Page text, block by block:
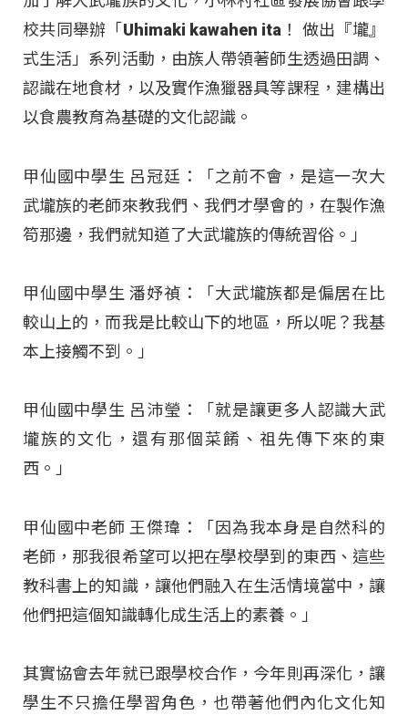
校共同舉辦「Uhimaki kawahen ita！ 做出『壠』
式生活」系列活動，由族人帶領著師生透過田調、
認識在地食材，以及實作漁獵器具等課程，建構出
以食農教育為基礎的文化認識。
甲仙國中學生 呂冠廷：「之前不會，是這一次大
武壠族的老師來教我們、我們才學會的，在製作漁
笱那邊，我們就知道了大武壠族的傳統習俗。」
甲仙國中學生 潘妤禎：「大武壠族都是偏居在比
較山上的，而我是比較山下的地區，所以呢？我基
本上接觸不到。」
甲仙國中學生 呂沛瑩：「就是讓更多人認識大武
壠族的文化，還有那個菜餚、祖先傳下來的東
西。」
甲仙國中老師 王傑瑋：「因為我本身是自然科的
老師，那我很希望可以把在學校學到的東西、這些
教科書上的知識，讓他們融入在生活情境當中，讓
他們把這個知識轉化成生活上的素養。」
其實協會去年就已跟學校合作，今年則再深化，讓
學生不只擔任學習角色，也帶著他們內化文化知